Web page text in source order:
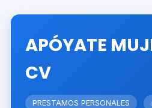
APÓYATE
CV
PRESTAMOS PERSONALES